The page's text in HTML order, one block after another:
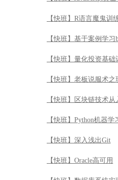
【快班】R语言魔鬼训
【快班】基于案例学习
【快班】量化投资基
【快班】老板说服术
【快班】区块链技术从
【快班】Python机器
【快班】深入浅出Git
【快班】Oracle高可用